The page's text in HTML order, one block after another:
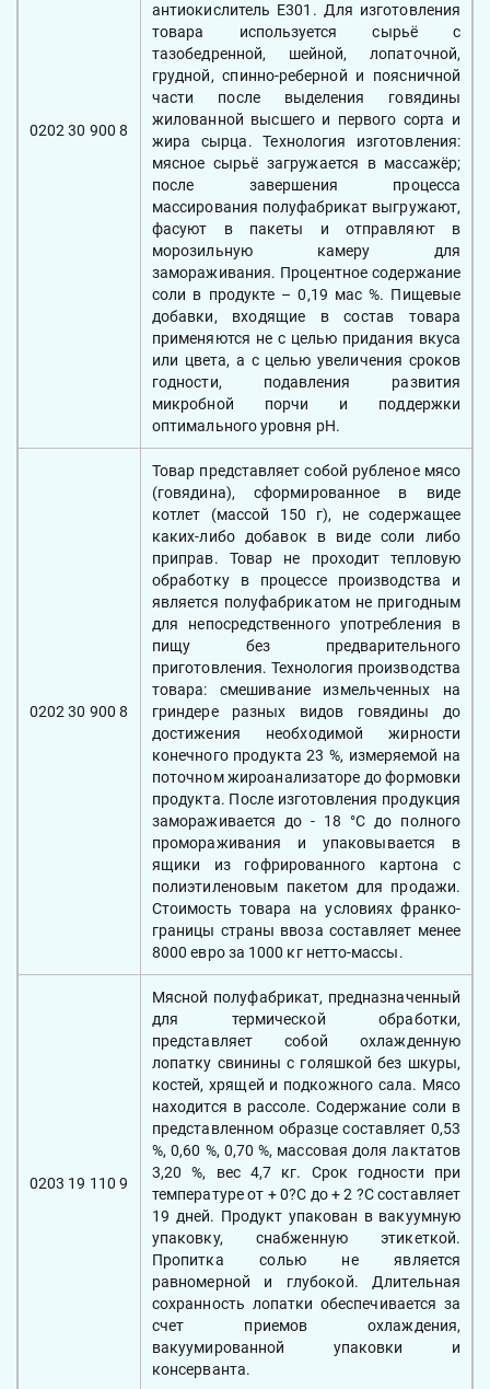
0202 30 900 8
антиокислитель Е301. Для изготовления
товара используется сырьё с
тазобедренной, шейной, лопаточной,
грудной, спинно-реберной и поясничной
части после выделения говядины
жилованной высшего и первого сорта и
жира сырца. Технология изготовления:
мясное сырьё загружается в массажёр;
после завершения процесса
массирования полуфабрикат выгружают,
фасуют в пакеты и отправляют в
морозильную камеру для
замораживания. Процентное содержание
соли в продукте – 0,19 мас %. Пищевые
добавки, входящие в состав товара
применяются не с целью придания вкуса
или цвета, а с целью увеличения сроков
годности, подавления развития
микробной порчи и поддержки
оптимального уровня рH.
0202 30 900 8
Товар представляет собой рубленое мясо
(говядина), сформированное в виде
котлет (массой 150 г), не содержащее
каких-либо добавок в виде соли либо
приправ. Товар не проходит тепловую
обработку в процессе производства и
является полуфабрикатом не пригодным
для непосредственного употребления в
пищу без предварительного
приготовления. Технология производства
товара: смешивание измельченных на
гриндере разных видов говядины до
достижения необходимой жирности
конечного продукта 23 %, измеряемой на
поточном жироанализаторе до формовки
продукта. После изготовления продукция
замораживается до - 18 °C до полного
промораживания и упаковывается в
ящики из гофрированного картона с
полиэтиленовым пакетом для продажи.
Стоимость товара на условиях франко-
границы страны ввоза составляет менее
8000 евро за 1000 кг нетто-массы.
0203 19 110 9
Мясной полуфабрикат, предназначенный
для термической обработки,
представляет собой охлажденную
лопатку свинины с голяшкой без шкуры,
костей, хрящей и подкожного сала. Мясо
находится в рассоле. Содержание соли в
представленном образце составляет 0,53
%, 0,60 %, 0,70 %, массовая доля лактатов
3,20 %, вес 4,7 кг. Срок годности при
температуре от + 0?С до + 2 ?С составляет
19 дней. Продукт упакован в вакуумную
упаковку, снабженную этикеткой.
Пропитка солью не является
равномерной и глубокой. Длительная
сохранность лопатки обеспечивается за
счет приемов охлаждения,
вакуумированной упаковки и
консерванта.